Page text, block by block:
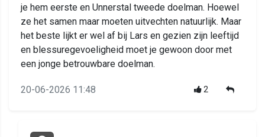
je hem eerste en Unnerstal tweede doelman. Hoewel
ze het samen maar moeten uitvechten natuurlijk. Maar
het beste lijkt er wel af bij Lars en gezien zijn leeftijd
en blessuregevoeligheid moet je gewoon door met
een jonge betrouwbare doelman.
20-06-2026 11:48 2